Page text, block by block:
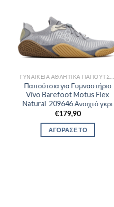
Παπούτσια για Γυμναστήριο
Vivo Barefoot Motus Flex
Natural 209646 Ανοιχτό γκρι
€179,90
ΑΓΟΡΑΣΕ ΤΟ